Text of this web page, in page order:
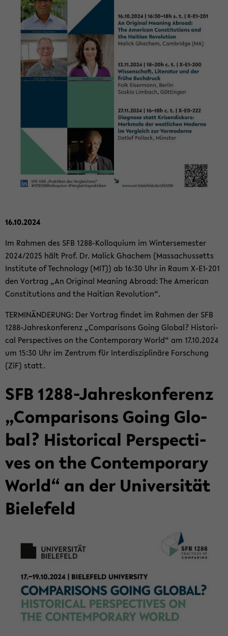
16.10.2024
Im Rah­men des SFB 1288-​Kolloquium im Win­ter­se­mes­ter
2024/2025 hält Prof. Dr. Malick Gha­chem (Mas­sa­chus­setts
In­sti­tu­te of Tech­no­lo­gy (MIT)) ab 16:30 Uhr in Raum X-​E1-201
den Vor­trag „An Ori­gi­nal Me­a­ning Ab­road: The Ame­ri­can
Con­sti­tu­ti­ons and the Hai­ti­an Re­vo­lu­ti­on“.
TER­MIN­ÄN­DE­RUNG: Der Vor­trag fin­det im Rah­men der SFB
1288-​Jahreskonferenz „Com­pa­ri­sons Going Glo­bal? His­to­ri­
cal Per­spec­ti­ves on the Con­tem­pora­ry World“ am 17.10.2024
um 15:30 Uhr im Zen­trum für In­ter­dis­zi­pli­nä­re For­schung
(ZiF) statt.
SFB 1288-​Jahreskonferenz
„Com­pa­ri­sons Going Glo­
bal? His­to­ri­cal Per­spec­ti­
ves on the Con­tem­pora­ry
World“ an der Uni­ver­si­tät
Bie­le­feld